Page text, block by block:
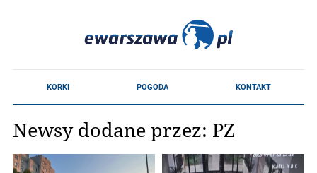
Newsy dodane przez: PZ